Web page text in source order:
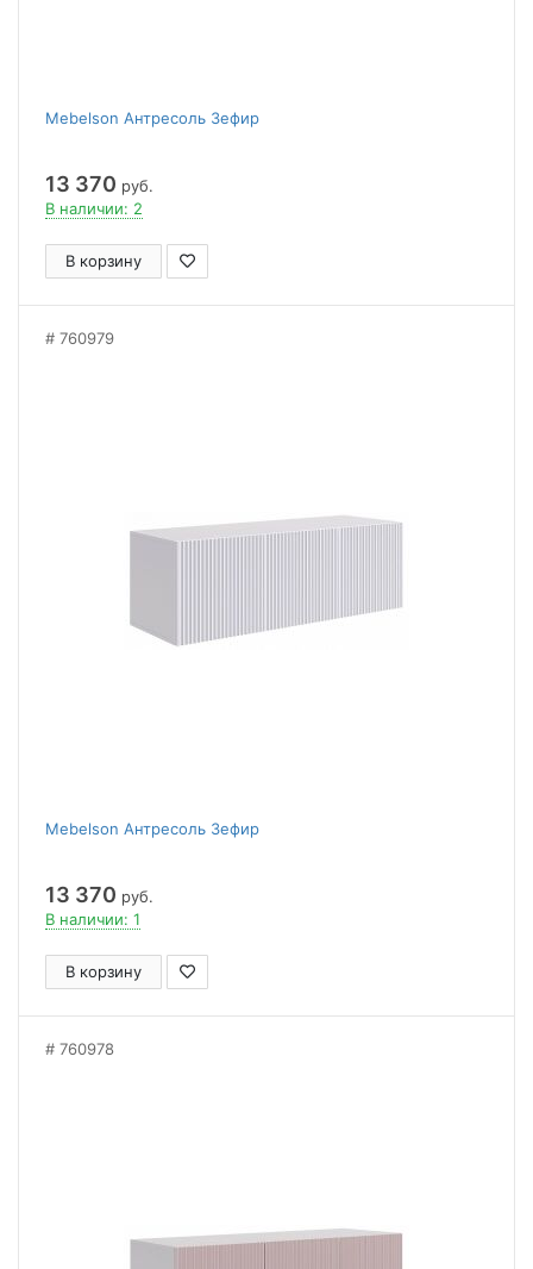
Mebelson Антресоль Зефир
13 370 руб.
В наличии: 2
В корзину
760979
Mebelson Антресоль Зефир
13 370 руб.
В наличии: 1
В корзину
760978